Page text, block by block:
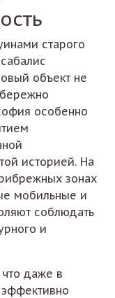
старого
объект не
особенно
историей. На
зонах
мобильные и
соблюдать
и
даже в